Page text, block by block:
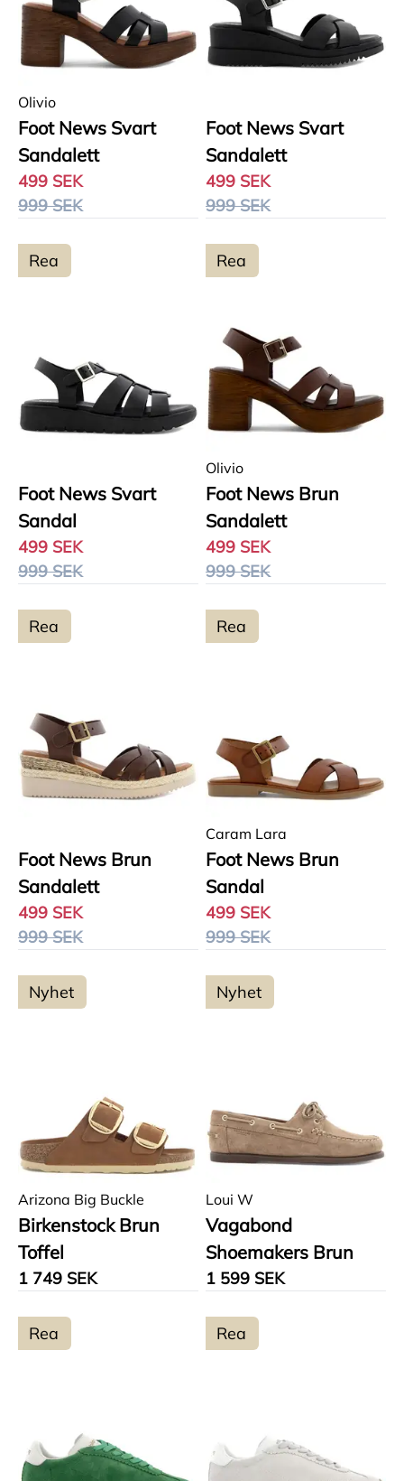
Olivio
Foot News Svart
Sandalett
499 SEK
999 SEK
Foot News Svart
Sandalett
499 SEK
999 SEK
Rea
Foot News Svart
Sandal
499 SEK
999 SEK
Rea
Olivio
Foot News Brun
Sandalett
499 SEK
999 SEK
Rea
Foot News Brun
Sandalett
499 SEK
999 SEK
Rea
Caram Lara
Foot News Brun
Sandal
499 SEK
999 SEK
Nyhet
Arizona Big Buckle
Birkenstock Brun
Toffel
1 749 SEK
Nyhet
Loui W
Vagabond
Shoemakers Brun
1 599 SEK
Rea Rea